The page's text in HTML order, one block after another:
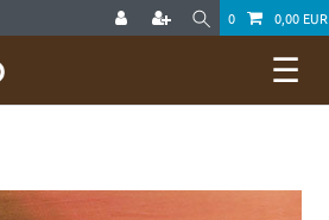
0 0,00 EUR
☰